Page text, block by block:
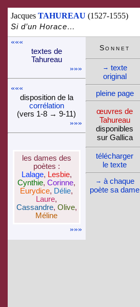
JacquesTAHUREAU (1527-1555)
Si d’un Horace…
«««
textes de
Tahu­reau
»»»
«««
dispo­si­tion de la
corré­la­tion
(vers 1-8 → 9-11)
»»»
les dames des
poètes :
Lalage, Lesbie,
Cynthie,Corinne,
Eurydice, Délie,
Laure,
Cassandre, Olive,
Méline
»»»
Son­net
→ texte
ori­ginal
pleine page
œuvres de
Tahu­reau
dispo­nibles
sur Gallica
télé­charger
le texte
→ à chaque
poète sa dame